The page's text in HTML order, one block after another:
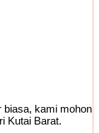
biasa, kami mohon
Kutai Barat.